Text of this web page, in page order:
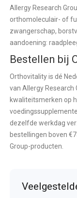
Allergy Research
orthomoleculair- of
zwangerschap,
aandoening:
Bestellen bij
Orthovitality is dé
van Allergy Research
kwaliteitsmerken op
dezelfde werkdag
bestellingen boven
Group-producten.